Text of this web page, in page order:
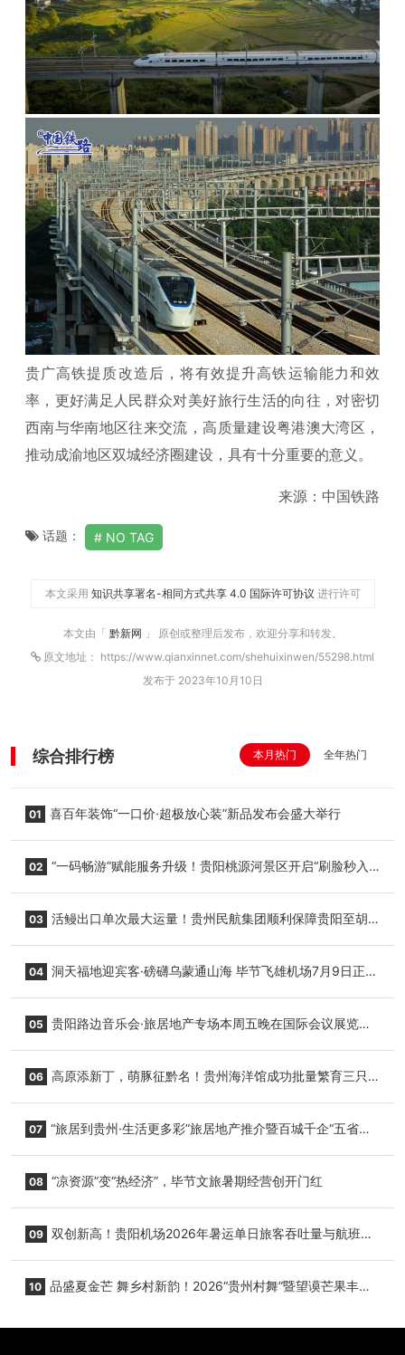
贵广高铁提质改造后，将有效提升高铁运输能力和效
率，更好满足人民群众对美好旅行生活的向往，对密切
西南与华南地区往来交流，高质量建设粤港澳大湾区，
推动成渝地区双城经济圈建设，具有十分重要的意义。
来源：中国铁路
话题： NO TAG
本文采用 知识共享署名-相同方式共享 4.0 国际许可协议 进行许可
本文由「 黔新网 」 原创或整理后发布，欢迎分享和转发。
原文地址： https://www.qianxinnet.com/shehuixinwen/55298.html
发布于 2023年10月10日
综合排行榜 本月热门 全年热门
01 喜百年装饰“一口价·超极放心装”新品发布会盛大举行
02 “一码畅游”赋能服务升级！贵阳桃源河景区开启“刷脸秒入
03 活鳗出口单次最大运量！贵州民航集团顺利保障贵阳至胡
04 洞天福地迎宾客·磅礴乌蒙通山海 毕节飞雄机场7月9日正式
05 贵阳路边音乐会·旅居地产专场本周五晚在国际会议展览中
06 高原添新丁，萌豚征黔名！贵州海洋馆成功批量繁育三只
07 “旅居到贵州·生活更多彩”旅居地产推介暨百城千企“五省
08 “凉资源”变“热经济”，毕节文旅暑期经营创开门红
09 双创新高！贵阳机场2026年暑运单日旅客吞吐量与航班起
10 品盛夏金芒 舞乡村新韵！2026“贵州村舞”暨望谟芒果丰收